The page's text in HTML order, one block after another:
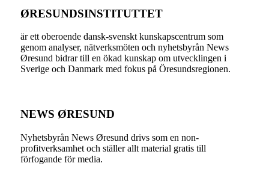
ØRESUNDSINSTITUTTET
är ett oberoende dansk-svenskt kunskapscentrum som
genom analyser, nätverksmöten och nyhetsbyrån News
Øresund bidrar till en ökad kunskap om utvecklingen i
Sverige och Danmark med fokus på Öresundsregionen.
NEWS ØRESUND
Nyhetsbyrån News Øresund drivs som en non-
profitverksamhet och ställer allt material gratis till
förfogande för media.